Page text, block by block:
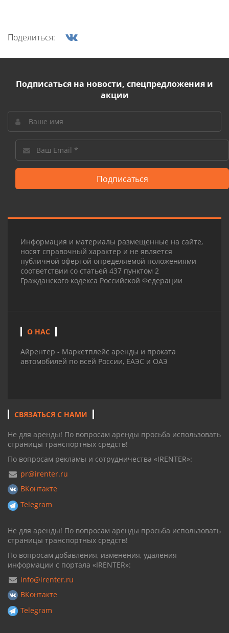
Поделиться:
Подписаться на новости, спецпредложения и
акции
Подписаться
Информация и материалы размещенные на сайте,
носят справочный характер и не является
публичной офертой определяемой положениями
соответствии со статьей 437 пунктом 2
Гражданского кодекса Российской Федерации
О НАС
Айрентер - Маркетплейс аренды и проката
автомобилей по всей России, ЕАЭС и ОАЭ
СВЯЗАТЬСЯ С НАМИ
Не для аренды! По вопросам аренды просьба использовать
страницы транспортных средств!
По вопросам рекламы и сотрудничества «IRENTER»:
pr@irenter.ru
ВКонтакте
Telegram
Не для аренды! По вопросам аренды просьба использовать
страницы транспортных средств!
По вопросам добавления, изменения, удаления
информации с портала «IRENTER»:
info@irenter.ru
ВКонтакте
Telegram